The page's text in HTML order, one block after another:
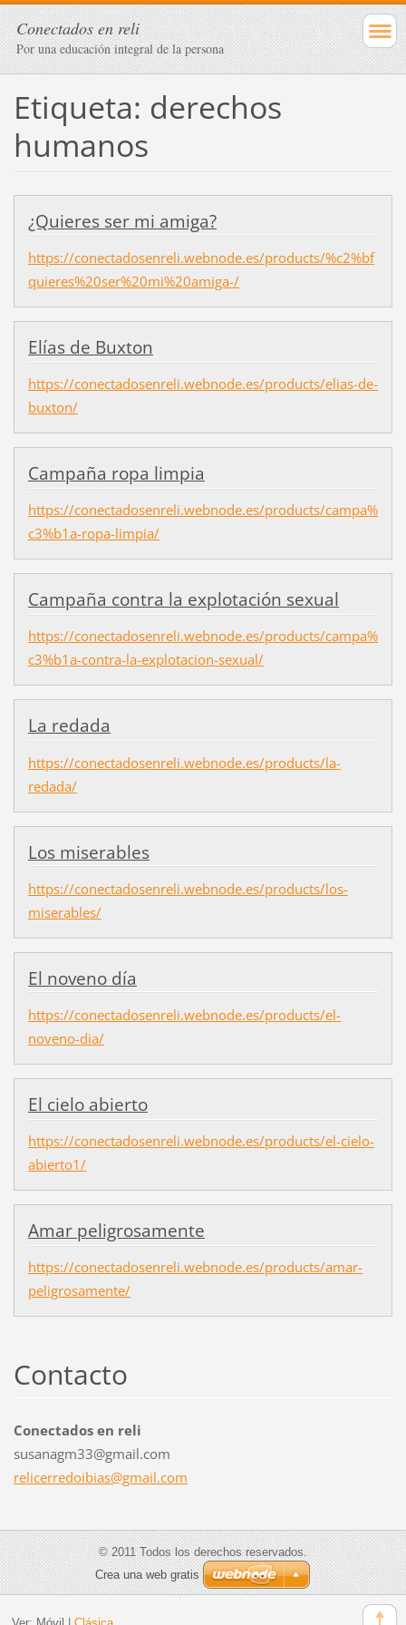
Conectados en reli
Por una educación integral de la persona
Etiqueta: derechos
humanos
¿Quieres ser mi amiga?
https://conectadosenreli.webnode.es/products/%c2%bf
quieres%20ser%20mi%20amiga-/
Elías de Buxton
https://conectadosenreli.webnode.es/products/elias-de-
buxton/
Campaña ropa limpia
https://conectadosenreli.webnode.es/products/campa%
c3%b1a-ropa-limpia/
Campaña contra la explotación sexual
https://conectadosenreli.webnode.es/products/campa%
c3%b1a-contra-la-explotacion-sexual/
La redada
https://conectadosenreli.webnode.es/products/la-
redada/
Los miserables
https://conectadosenreli.webnode.es/products/los-
miserables/
El noveno día
https://conectadosenreli.webnode.es/products/el-
noveno-dia/
El cielo abierto
https://conectadosenreli.webnode.es/products/el-cielo-
abierto1/
Amar peligrosamente
https://conectadosenreli.webnode.es/products/amar-
peligrosamente/
Contacto
Conectados en reli
susanagm33@gmail.com
relicerredoibias@gmail.com
© 2011 Todos los derechos reservados.
Crea una web gratis